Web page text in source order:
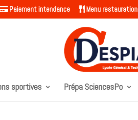
Paiement intendance Menu restauration
sportives Prépa SciencesPo